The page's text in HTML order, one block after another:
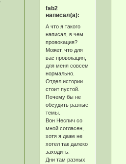
fab2
написал(а):
А что я такого
написал, в чем
провокация?
Может, что для
вас провокация,
для меня совсем
нормально.
Отдел истории
стоит пустой.
Почему бы не
обсудить разные
темы.
Вон Неспич со
мной согласен,
хотя я даже не
хотел так далеко
заходить.
Дни там разных